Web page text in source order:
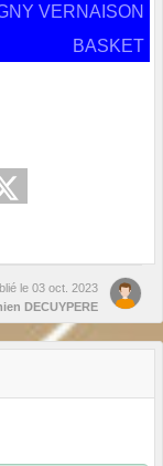
VERNAISON
BASKET
le 03 oct. 2023
DECUYPERE